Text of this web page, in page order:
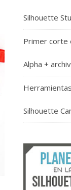
Silhouette
Primer corte
Alpha +
Silhouette